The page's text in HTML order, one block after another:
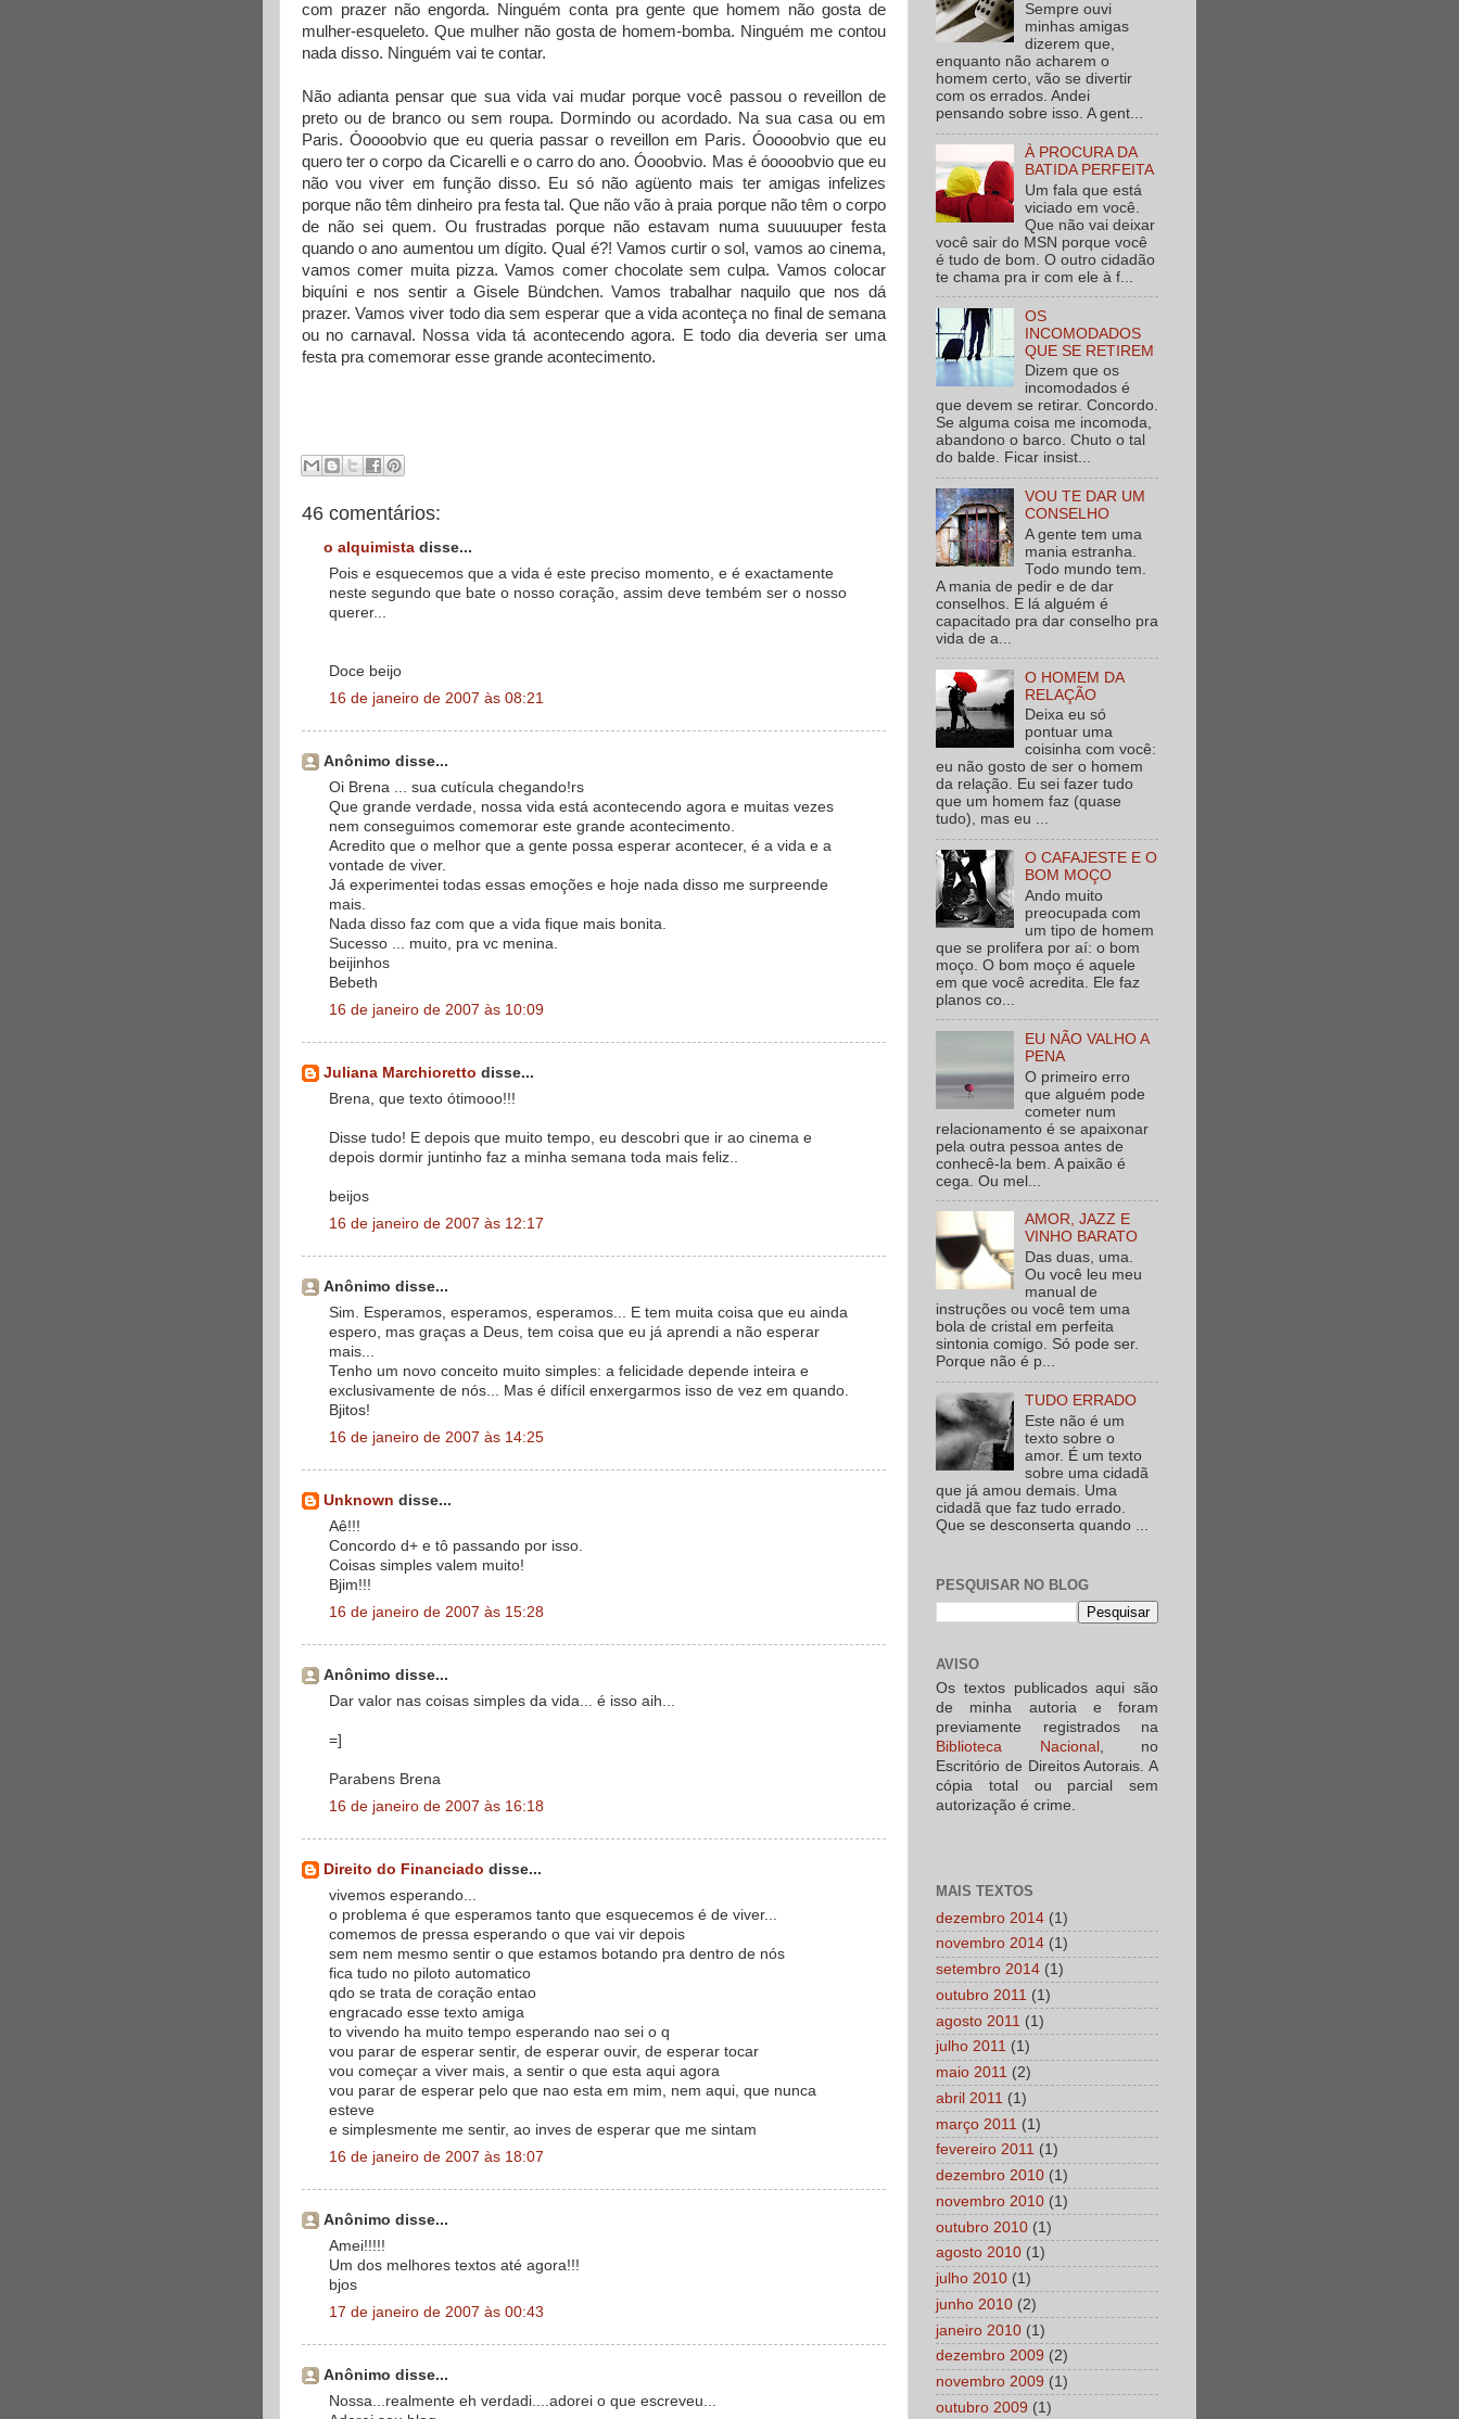
com prazer não engorda. Ninguém conta pra gente que homem não gosta de
mulher-esqueleto. Que mulher não gosta de homem-bomba. Ninguém me contou
nada disso. Ninguém vai te contar.
Não adianta pensar que sua vida vai mudar porque você passou o reveillon de
preto ou de branco ou sem roupa. Dormindo ou acordado. Na sua casa ou em
Paris. Óoooobvio que eu queria passar o reveillon em Paris. Óoooobvio que eu
quero ter o corpo da Cicarelli e o carro do ano. Óooobvio. Mas é óoooobvio que eu
não vou viver em função disso. Eu só não agüento mais ter amigas infelizes
porque não têm dinheiro pra festa tal. Que não vão à praia porque não têm o corpo
de não sei quem. Ou frustradas porque não estavam numa suuuuuper festa
quando o ano aumentou um dígito. Qual é?! Vamos curtir o sol, vamos ao cinema,
vamos comer muita pizza. Vamos comer chocolate sem culpa. Vamos colocar
biquíni e nos sentir a Gisele Bündchen. Vamos trabalhar naquilo que nos dá
prazer. Vamos viver todo dia sem esperar que a vida aconteça no final de semana
ou no carnaval. Nossa vida tá acontecendo agora. E todo dia deveria ser uma
festa pra comemorar esse grande acontecimento.
46 comentários:
o alquimista disse...
Pois e esquecemos que a vida é este preciso momento, e é exactamente
neste segundo que bate o nosso coração, assim deve tembém ser o nosso
querer...
Doce beijo
16 de janeiro de 2007 às 08:21
Anônimo disse...
Oi Brena ... sua cutícula chegando!rs
Que grande verdade, nossa vida está acontecendo agora e muitas vezes
nem conseguimos comemorar este grande acontecimento.
Acredito que o melhor que a gente possa esperar acontecer, é a vida e a
vontade de viver.
Já experimentei todas essas emoções e hoje nada disso me surpreende
mais.
Nada disso faz com que a vida fique mais bonita.
Sucesso ... muito, pra vc menina.
beijinhos
Bebeth
16 de janeiro de 2007 às 10:09
Juliana Marchioretto disse...
Brena, que texto ótimooo!!!
Disse tudo! E depois que muito tempo, eu descobri que ir ao cinema e
depois dormir juntinho faz a minha semana toda mais feliz..
beijos
16 de janeiro de 2007 às 12:17
Anônimo disse...
Sim. Esperamos, esperamos, esperamos... E tem muita coisa que eu ainda
espero, mas graças a Deus, tem coisa que eu já aprendi a não esperar
mais...
Tenho um novo conceito muito simples: a felicidade depende inteira e
exclusivamente de nós... Mas é difícil enxergarmos isso de vez em quando.
Bjitos!
16 de janeiro de 2007 às 14:25
Unknown disse...
Aê!!!
Concordo d+ e tô passando por isso.
Coisas simples valem muito!
Bjim!!!
16 de janeiro de 2007 às 15:28
Anônimo disse...
Dar valor nas coisas simples da vida... é isso aih...
=]
Parabens Brena
16 de janeiro de 2007 às 16:18
Direito do Financiado disse...
vivemos esperando...
o problema é que esperamos tanto que esquecemos é de viver...
comemos de pressa esperando o que vai vir depois
sem nem mesmo sentir o que estamos botando pra dentro de nós
fica tudo no piloto automatico
qdo se trata de coração entao
engracado esse texto amiga
to vivendo ha muito tempo esperando nao sei o q
vou parar de esperar sentir, de esperar ouvir, de esperar tocar
vou começar a viver mais, a sentir o que esta aqui agora
vou parar de esperar pelo que nao esta em mim, nem aqui, que nunca
esteve
e simplesmente me sentir, ao inves de esperar que me sintam
16 de janeiro de 2007 às 18:07
Anônimo disse...
Amei!!!!!
Um dos melhores textos até agora!!!
bjos
17 de janeiro de 2007 às 00:43
Anônimo disse...
Nossa...realmente eh verdadi....adorei o que escreveu...
Sempre ouvi
minhas amigas
dizerem que,
enquanto não acharem o
homem certo, vão se divertir
com os errados. Andei
pensando sobre isso. A gent...
À PROCURA DA
BATIDA PERFEITA
Um fala que está
viciado em você.
Que não vai deixar
você sair do MSN porque você
é tudo de bom. O outro cidadão
te chama pra ir com ele à f...
OS
INCOMODADOS
QUE SE RETIREM
Dizem que os
incomodados é
que devem se retirar. Concordo.
Se alguma coisa me incomoda,
abandono o barco. Chuto o tal
do balde. Ficar insist...
VOU TE DAR UM
CONSELHO
A gente tem uma
mania estranha.
Todo mundo tem.
A mania de pedir e de dar
conselhos. E lá alguém é
capacitado pra dar conselho pra
vida de a...
O HOMEM DA
RELAÇÃO
Deixa eu só
pontuar uma
coisinha com você:
eu não gosto de ser o homem
da relação. Eu sei fazer tudo
que um homem faz (quase
tudo), mas eu ...
O CAFAJESTE E O
BOM MOÇO
Ando muito
preocupada com
um tipo de homem
que se prolifera por aí: o bom
moço. O bom moço é aquele
em que você acredita. Ele faz
planos co...
EU NÃO VALHO A
PENA
O primeiro erro
que alguém pode
cometer num
relacionamento é se apaixonar
pela outra pessoa antes de
conhecê-la bem. A paixão é
cega. Ou mel...
AMOR, JAZZ E
VINHO BARATO
Das duas, uma.
Ou você leu meu
manual de
instruções ou você tem uma
bola de cristal em perfeita
sintonia comigo. Só pode ser.
Porque não é p...
TUDO ERRADO
Este não é um
texto sobre o
amor. É um texto
sobre uma cidadã
que já amou demais. Uma
cidadã que faz tudo errado.
Que se desconserta quando ...
PESQUISAR NO BLOG
AVISO
Os textos publicados aqui são
de minha autoria e foram
previamente registrados na
Biblioteca Nacional , no
Escritório de Direitos Autorais. A
cópia total ou parcial sem
autorização é crime.
MAIS TEXTOS
dezembro 2014 (1)
novembro 2014 (1)
setembro 2014 (1)
outubro 2011 (1)
agosto 2011 (1)
julho 2011 (1)
maio 2011 (2)
abril 2011 (1)
março 2011 (1)
fevereiro 2011 (1)
dezembro 2010 (1)
novembro 2010 (1)
outubro 2010 (1)
agosto 2010 (1)
julho 2010 (1)
junho 2010 (2)
janeiro 2010 (1)
dezembro 2009 (2)
novembro 2009 (1)
outubro 2009 (1)